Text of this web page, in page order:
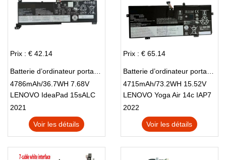
Prix : € 42.14
4786mAh/36.7WH 7.68V
LENOVO IdeaPad 15sALC
2021
Voir les détails
Prix : € 65.14
4715mAh/73.2WH 15.52V
LENOVO Yoga Air 14c IAP7
2022
Voir les détails